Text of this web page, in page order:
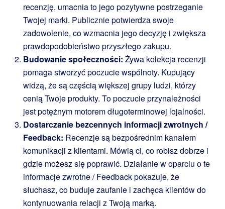
recenzję, umacnia to jego pozytywne postrzeganie
Twojej marki. Publicznie potwierdza swoje
zadowolenie, co wzmacnia jego decyzję i zwiększa
prawdopodobieństwo przyszłego zakupu.
Budowanie społeczności: Żywa kolekcja recenzji
pomaga stworzyć poczucie wspólnoty. Kupujący
widzą, że są częścią większej grupy ludzi, którzy
cenią Twoje produkty. To poczucie przynależności
jest potężnym motorem długoterminowej lojalności.
Dostarczanie bezcennych informacji zwrotnych /
Feedback: Recenzje są bezpośrednim kanałem
komunikacji z klientami. Mówią ci, co robisz dobrze i
gdzie możesz się poprawić. Działanie w oparciu o te
informacje zwrotne / Feedback pokazuje, że
słuchasz, co buduje zaufanie i zachęca klientów do
kontynuowania relacji z Twoją marką.